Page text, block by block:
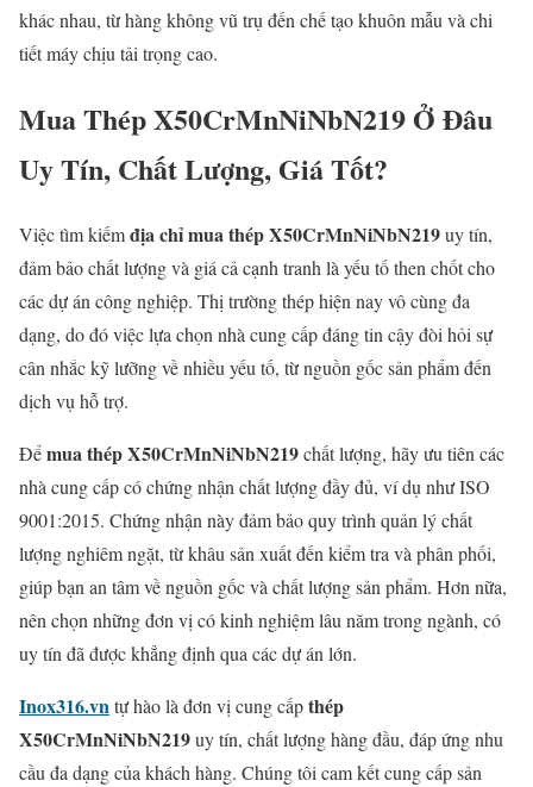
khác nhau, từ hàng không vũ trụ đến chế tạo khuôn mẫu và chi
tiết máy chịu tải trọng cao.
Mua Thép X50CrMnNiNbN219 Ở Đâu
Uy Tín, Chất Lượng, Giá Tốt?
Việc tìm kiếmđịa chỉ mua thép X50CrMnNiNbN219uy tín,
đảm bảo chất lượng và giá cả cạnh tranh là yếu tố then chốt cho
các dự án công nghiệp. Thị trường thép hiện nay vô cùng đa
dạng, do đó việc lựa chọn nhà cung cấp đáng tin cậy đòi hỏi sự
cân nhắc kỹ lưỡng về nhiều yếu tố, từ nguồn gốc sản phẩm đến
dịch vụ hỗ trợ.
Đểmua thép X50CrMnNiNbN219chất lượng, hãy ưu tiên các
nhà cung cấp có chứng nhận chất lượng đầy đủ, ví dụ như ISO
9001:2015. Chứng nhận này đảm bảo quy trình quản lý chất
lượng nghiêm ngặt, từ khâu sản xuất đến kiểm tra và phân phối,
giúp bạn an tâm về nguồn gốc và chất lượng sản phẩm. Hơn nữa,
nên chọn những đơn vị có kinh nghiệm lâu năm trong ngành, có
uy tín đã được khẳng định qua các dự án lớn.
Inox316.vntự hào là đơn vị cung cấpthép
X50CrMnNiNbN219uy tín, chất lượng hàng đầu, đáp ứng nhu
cầu đa dạng của khách hàng. Chúng tôi cam kết cung cấp sản